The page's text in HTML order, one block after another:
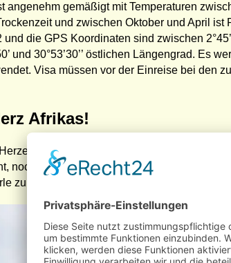
angenehm gemäßigt mit Temperaturen
und zwischen Oktober und April ist
die GPS Koordinaten sind zwischen
und 30°53’30’’ östlichen Längengrad. Es
Visa müssen vor der Einreise bei den
Afrikas!
Afrikas – das kleine Nachbarland von
noch unberührt von den großen
zu entdecken und ein letztes Stück